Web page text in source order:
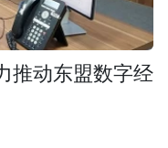
推动东盟数字经